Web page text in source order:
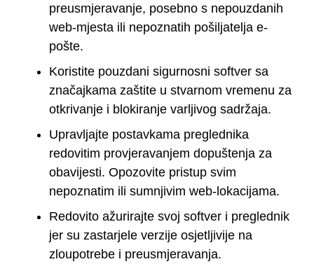
preusmjeravanje, posebno s nepouzdanih
web-mjesta ili nepoznatih pošiljatelja e-
pošte.
Koristite pouzdani sigurnosni softver sa
značajkama zaštite u stvarnom vremenu za
otkrivanje i blokiranje varljivog sadržaja.
Upravljajte postavkama preglednika
redovitim provjeravanjem dopuštenja za
obavijesti. Opozovite pristup svim
nepoznatim ili sumnjivim web-lokacijama.
Redovito ažurirajte svoj softver i preglednik
jer su zastarjele verzije osjetljivije na
zloupotrebe i preusmjeravanja.